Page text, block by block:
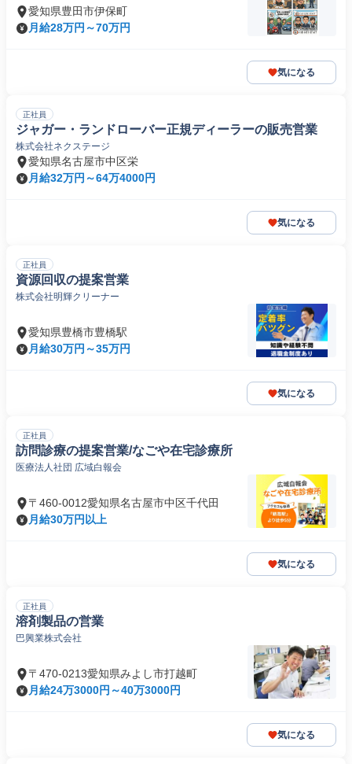
愛知県豊田市伊保町
月給28万円～70万円
気になる
正社員
ジャガー・ランドローバー正規ディーラーの販売営業
株式会社ネクステージ
愛知県名古屋市中区栄
月給32万円～64万4000円
気になる
正社員
資源回収の提案営業
株式会社明輝クリーナー
愛知県豊橋市豊橋駅
月給30万円～35万円
気になる
正社員
訪問診療の提案営業/なごや在宅診療所
医療法人社団 広域白報会
〒460-0012愛知県名古屋市中区千代田
月給30万円以上
気になる
正社員
溶剤製品の営業
巴興業株式会社
〒470-0213愛知県みよし市打越町
月給24万3000円～40万3000円
気になる